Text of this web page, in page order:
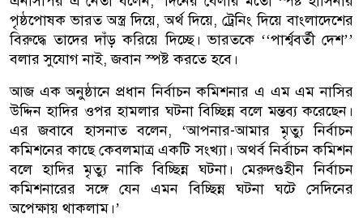
পৃষ্ঠপোষক ভারত অস্ত্র দিয়ে, অর্থ দিয়ে, ট্রেনিং দিয়ে বাংলাদেশের
বিরুদ্ধে তাদের দাঁড় করিয়ে দিচ্ছে। ভারতকে ‘‘পার্শ্ববর্তী দেশ’’
বলার সুযোগ নাই, জবান স্পষ্ট করতে হবে।
আজ এক অনুষ্ঠানে প্রধান নির্বাচন কমিশনার এ এম এম নাসির
উদ্দিন হাদির ওপর হামলার ঘটনা বিচ্ছিন্ন বলে মন্তব্য করেছেন।
এর জবাবে হাসনাত বলেন, ‘আপনার-আমার মৃত্যু নির্বাচন
কমিশনের কাছে কেবলমাত্র একটি সংখ্যা। অথর্ব নির্বাচন কমিশন
বলে হাদির মৃত্যু নাকি বিচ্ছিন্ন ঘটনা। মেরুদণ্ডহীন নির্বাচন
কমিশনারের সঙ্গে যেন এমন বিচ্ছিন্ন ঘটনা ঘটে সেদিনের
অপেক্ষায় থাকলাম।’